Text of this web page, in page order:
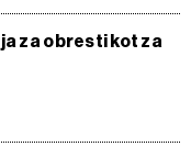
za obresti kot za